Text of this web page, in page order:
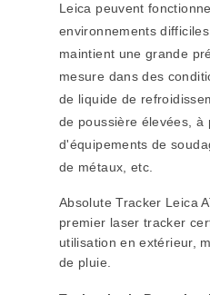
Leica peuvent
environnements
maintient une grande
mesure dans des
de liquide de
de poussière élevées, à
d'équipements de
de métaux, etc.
Absolute Tracker Leica
premier laser tracker
utilisation en extérieur,
de pluie.